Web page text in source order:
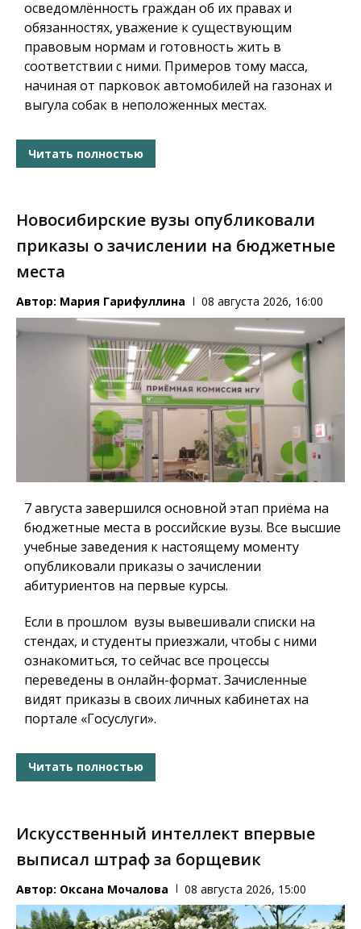
осведомлённость граждан об их правах и
обязанностях, уважение к существующим
правовым нормам и готовность жить в
соответствии с ними. Примеров тому масса,
начиная от парковок автомобилей на газонах и
выгула собак в неположенных местах.
Читать полностью
Новосибирские вузы опубликовали
приказы о зачислении на бюджетные
места
Автор: Мария Гарифуллина 08 августа 2026, 16:00
7 августа завершился основной этап приёма на
бюджетные места в российские вузы. Все высшие
учебные заведения к настоящему моменту
опубликовали приказы о зачислении
абитуриентов на первые курсы.
Если в прошлом вузы вывешивали списки на
стендах, и студенты приезжали, чтобы с ними
ознакомиться, то сейчас все процессы
переведены в онлайн-формат. Зачисленные
видят приказы в своих личных кабинетах на
портале «Госуслуги».
Читать полностью
Искусственный интеллект впервые
выписал штраф за борщевик
Автор: Оксана Мочалова 08 августа 2026, 15:00